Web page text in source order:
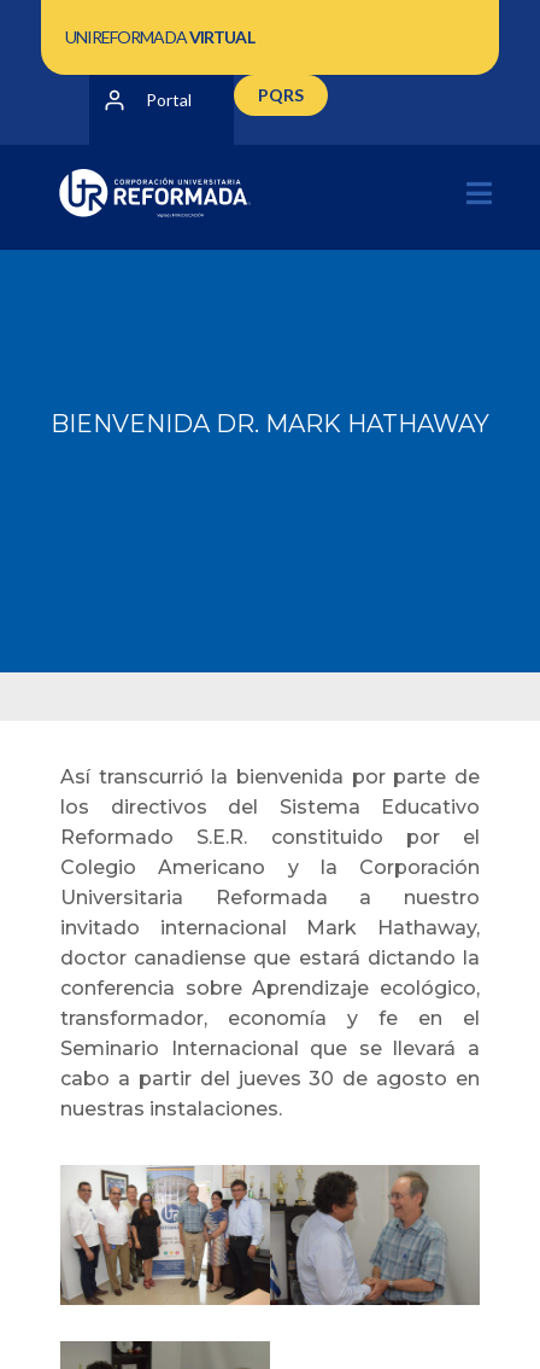
UNIREFORMADAVIRTUAL
Portal PQRS
BIENVENIDA DR. MARK HATHAWAY
Así transcurrió la bienvenida por parte de
los directivos del Sistema Educativo
Reformado S.E.R. constituido por el
Colegio Americano y la Corporación
Universitaria Reformada a nuestro
invitado internacional Mark Hathaway,
doctor canadiense que estará dictando la
conferencia sobre Aprendizaje ecológico,
transformador, economía y fe en el
Seminario Internacional que se llevará a
cabo a partir del jueves 30 de agosto en
nuestras instalaciones.